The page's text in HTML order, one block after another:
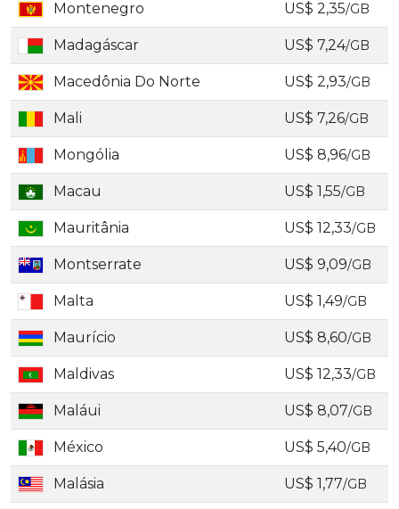
Montenegro US$ 2,35/GB
Madagáscar US$ 7,24/GB
Macedônia Do Norte US$ 2,93/GB
Mali US$ 7,26/GB
Mongólia US$ 8,96/GB
Macau US$ 1,55/GB
Mauritânia US$ 12,33/GB
Montserrate US$ 9,09/GB
Malta US$ 1,49/GB
Maurício US$ 8,60/GB
Maldivas US$ 12,33/GB
Maláui US$ 8,07/GB
México US$ 5,40/GB
Malásia US$ 1,77/GB